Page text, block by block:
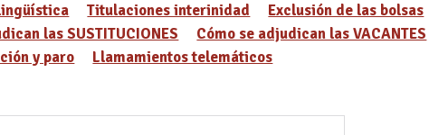
Titulaciones interinidad
Exclusión de las bolsas
las SUSTITUCIONES
Cómo se adjudican las VACANTES
y paro
Llamamientos telemáticos